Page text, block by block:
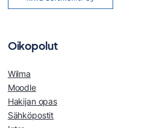
Oikopolut
Wilma
Moodle
Hakijan opas
Sähköpostit